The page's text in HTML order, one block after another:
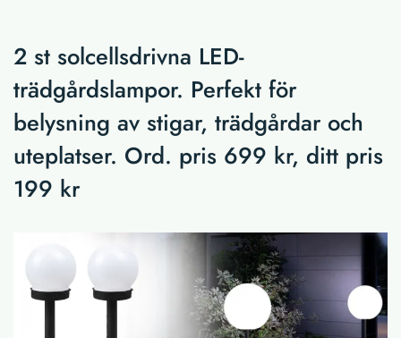
2 st solcellsdrivna LED-
trädgårdslampor. Perfekt för
belysning av stigar, trädgårdar och
uteplatser. Ord. pris 699 kr, ditt pris
199 kr